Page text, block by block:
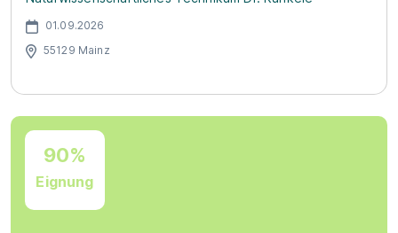
01.09.2026
55129 Mainz
90%
Eignung